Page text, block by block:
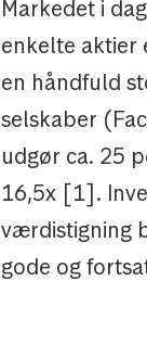
Markedet i
enkelte aktier
en håndfuld
selskaber
udgør ca. 25
16,5x [1].
værdistigning
gode og